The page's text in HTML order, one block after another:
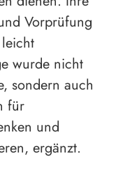
Vorprüfung
wurde nicht
sondern auch
für
und
ergänzt.